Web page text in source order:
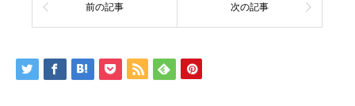
前の記事 次の記事